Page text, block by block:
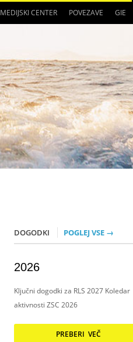
MEDIJSKI CENTER POVEZAVE GIE
DOGODKI POGLEJ VSE →
2026
Ključni dogodki za RLS 2027 Koledar
aktivnosti ZSC 2026
PREBERI VEČ